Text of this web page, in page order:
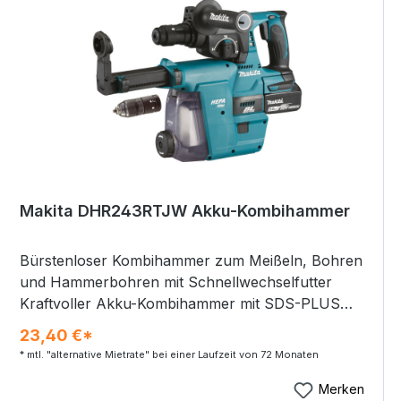
H): 181 x 86 x 275 mm Schalldruckpegel (LpA): 75
dB(A) K-Wert Geräusch: 3 dB(A) Vibration: =2,5
m/s² K-Wert Vibration: 1,5 m/s²
Makita DHR243RTJW Akku-Kombihammer
Bürstenloser Kombihammer zum Meißeln, Bohren
und Hammerbohren mit Schnellwechselfutter
Kraftvoller Akku-Kombihammer mit SDS-PLUS
Aufnahme und einer Rutschkupplung. Zum
Bohren, Hammerbohren und Meißeln geeignet. Die
Beton beträgt die Bohrleistung bis zu 24 mm.
23,40 €*
* mtl. "alternative Mietrate" bei einer Laufzeit von 72 Monaten
Merken